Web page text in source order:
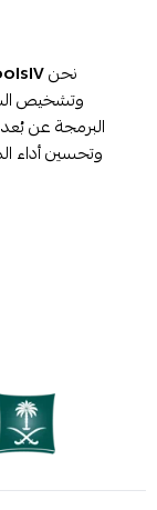
نحن
وتشخيص
البرمجة عن بُعد.
وتحسين أداء